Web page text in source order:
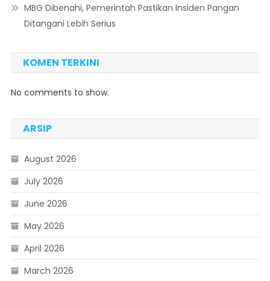
MBG Dibenahi, Pemerintah Pastikan Insiden Pangan
Ditangani Lebih Serius
KOMEN TERKINI
No comments to show.
ARSIP
August 2026
July 2026
June 2026
May 2026
April 2026
March 2026